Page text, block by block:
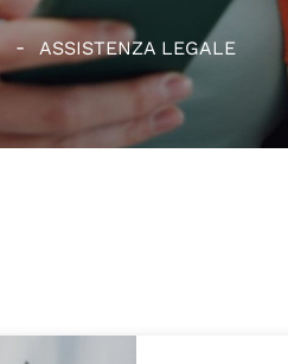
ASSISTENZA LEGALE